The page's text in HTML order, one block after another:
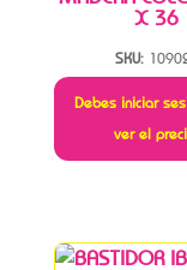
X 36
SKU:
Debes iniciar
ver el